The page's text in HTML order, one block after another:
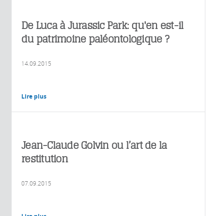
De Luca à Jurassic Park: qu'en est-il
du patrimoine paléontologique ?
14.09.2015
Lire plus
Jean-Claude Golvin ou l’art de la
restitution
07.09.2015